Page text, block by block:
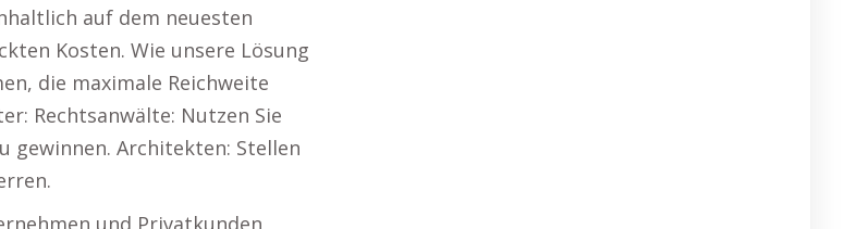
auf dem neuesten
Kosten. Wie unsere Lösung
die maximale Reichweite
Rechtsanwälte: Nutzen Sie
gewinnen. Architekten: Stellen